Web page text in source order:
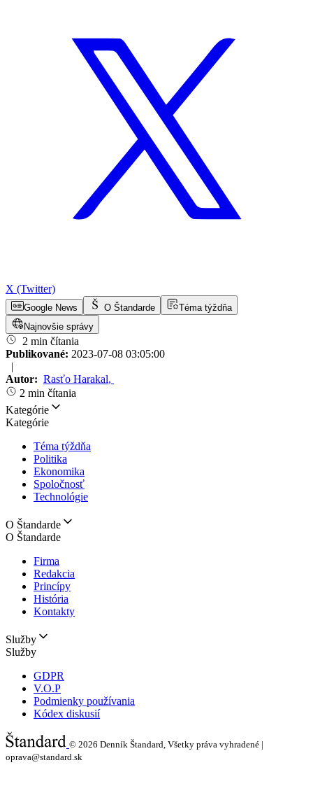
X (Twitter)
Google News O Štandarde
Téma týždňa
Najnovšie správy
2 min čítania
Publikované: 2023-07-08 03:05:00
|
Autor: Rasťo Harakal,
2 min čítania
Kategórie
Kategórie
Téma týždňa
Politika
Ekonomika
Spoločnosť
Technológie
O Štandarde
O Štandarde
Firma
Redakcia
Princípy
História
Kontakty
Služby
Služby
GDPR
V.O.P
Podmienky používania
Kódex diskusií
© 2026 Denník Štandard, Všetky práva vyhradené |
oprava@standard.sk